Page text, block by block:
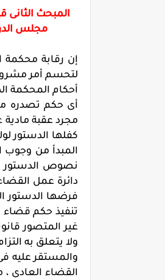
المبحث الثانى
مجلس
إن رقابة محكمة
لتحسم أمر
أى حكم تصدره
مجرد عقبة مادية
كفلها الدستور
المبدأ من وجوب
نصوص الدستور
دائرة عمل
فرضها الدستور
تنفيذ حكم قضاء
غير المتصور
ولا يتعلق به
والمستقر عليه
القضاء العادى ،